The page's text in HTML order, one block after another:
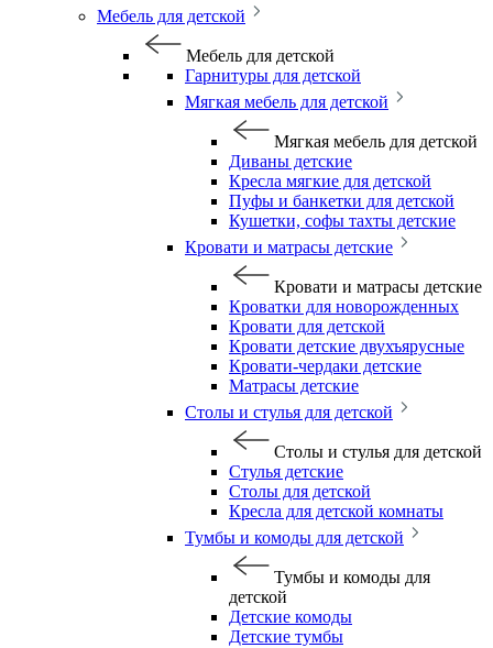
Мебель для детской
Мебель для детской
Гарнитуры для детской
Мягкая мебель для детской
Мягкая мебель для детской
Диваны детские
Кресла мягкие для детской
Пуфы и банкетки для детской
Кушетки, софы тахты детские
Кровати и матрасы детские
Кровати и матрасы детские
Кроватки для новорожденных
Кровати для детской
Кровати детские двухъярусные
Кровати-чердаки детские
Матрасы детские
Столы и стулья для детской
Столы и стулья для детской
Стулья детские
Столы для детской
Кресла для детской комнаты
Тумбы и комоды для детской
Тумбы и комоды для
детской
Детские комоды
Детские тумбы